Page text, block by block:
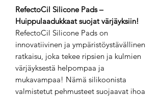
RefectoCil Silicone Pads –
Huippulaadukkaat suojat värjäyksiin!
RefectoCil Silicone Pads on
innovatiivinen ja ympäristöystävällinen
ratkaisu, joka tekee ripsien ja kulmien
värjäyksestä helpompaa ja
mukavampaa! Nämä silikoonista
valmistetut pehmusteet suojaavat ihoa